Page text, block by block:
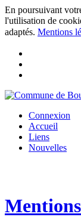
En poursuivant
l'utilisation de
adaptés. Mentions
Connexion
Accueil
Liens
Nouvelles